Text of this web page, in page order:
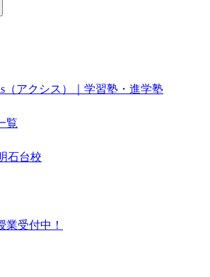
（アクシス）｜学習塾・進学塾
覧
石台校
業受付中！